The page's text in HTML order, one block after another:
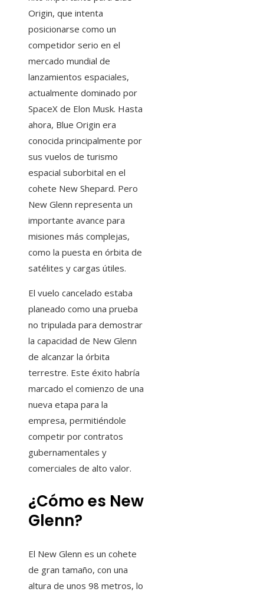
Origin, que intenta
posicionarse como un
competidor serio en el
mercado mundial de
lanzamientos espaciales,
actualmente dominado por
SpaceX de Elon Musk. Hasta
ahora, Blue Origin era
conocida principalmente por
sus vuelos de turismo
espacial suborbital en el
cohete New Shepard. Pero
New Glenn representa un
importante avance para
misiones más complejas,
como la puesta en órbita de
satélites y cargas útiles.
El vuelo cancelado estaba
planeado como una prueba
no tripulada para demostrar
la capacidad de New Glenn
de alcanzar la órbita
terrestre. Este éxito habría
marcado el comienzo de una
nueva etapa para la
empresa, permitiéndole
competir por contratos
gubernamentales y
comerciales de alto valor.
¿Cómo es New
Glenn?
El New Glenn es un cohete
de gran tamaño, con una
altura de unos 98 metros, lo